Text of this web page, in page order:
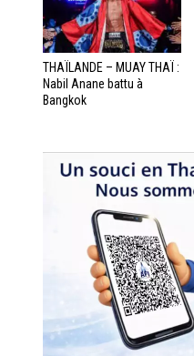
THAÏLANDE – MUAY THAÏ :
Nabil Anane battu à
Bangkok